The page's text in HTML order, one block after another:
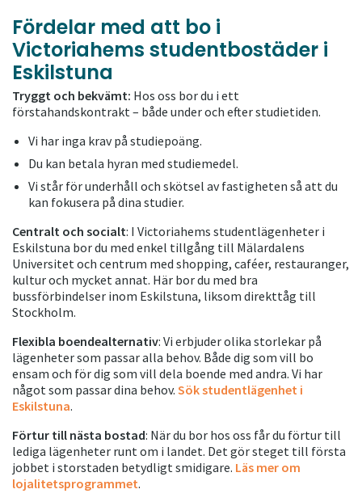
Fördelar med att bo i
Victoriahems studentbostäder i
Eskilstuna
Tryggt och bekvämt: Hos oss bor du i ett
förstahandskontrakt – både under och efter studietiden.
Vi har inga krav på studiepoäng.
Du kan betala hyran med studiemedel.
Vi står för underhåll och skötsel av fastigheten så att du
kan fokusera på dina studier.
Centralt och socialt: I Victoriahems studentlägenheter i
Eskilstuna bor du med enkel tillgång till Mälardalens
Universitet och centrum med shopping, caféer, restauranger,
kultur och mycket annat. Här bor du med bra
bussförbindelser inom Eskilstuna, liksom direkttåg till
Stockholm.
Flexibla boendealternativ: Vi erbjuder olika storlekar på
lägenheter som passar alla behov. Både dig som vill bo
ensam och för dig som vill dela boende med andra. Vi har
något som passar dina behov. Sök studentlägenhet i
Eskilstuna.
Förtur till nästa bostad: När du bor hos oss får du förtur till
lediga lägenheter runt om i landet. Det gör steget till första
jobbet i storstaden betydligt smidigare. Läs mer om
lojalitetsprogrammet.